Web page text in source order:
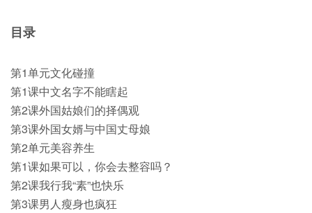
目录
第1单元文化碰撞
第1课中文名字不能瞎起
第2课外国姑娘们的择偶观
第3课外国女婿与中国丈母娘
第2单元美容养生
第1课如果可以，你会去整容吗？
第2课我行我“素”也快乐
第3课男人瘦身也疯狂